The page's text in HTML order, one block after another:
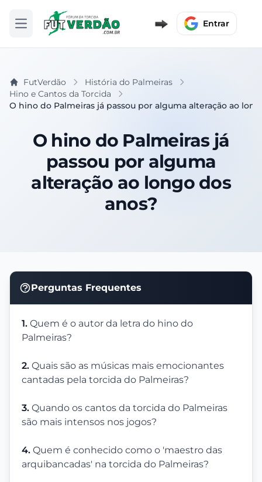
Abrir menu Entrar
FutVerdão
História do Palmeiras
Hino e Cantos da Torcida
O hino do Palmeiras já passou por alguma alteração ao
O hino do Palmeiras já
passou por alguma
alteração ao longo dos
anos?
Perguntas Frequentes
1. Quem é o autor da letra do hino do
Palmeiras?
2. Quais são as músicas mais emocionantes
cantadas pela torcida do Palmeiras?
3. Quando os cantos da torcida do Palmeiras
são mais intensos nos jogos?
4. Quem é conhecido como o 'maestro das
arquibancadas' na torcida do Palmeiras?